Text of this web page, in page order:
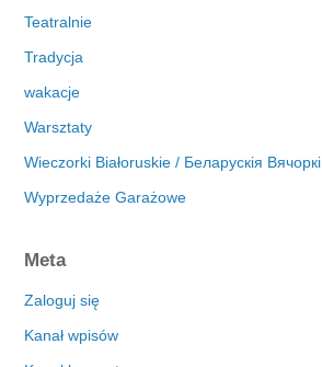
Teatralnie
Tradycja
wakacje
Warsztaty
Wieczorki Białoruskie / Беларускія Вячоркі
Wyprzedaże Garażowe
Meta
Zaloguj się
Kanał wpisów